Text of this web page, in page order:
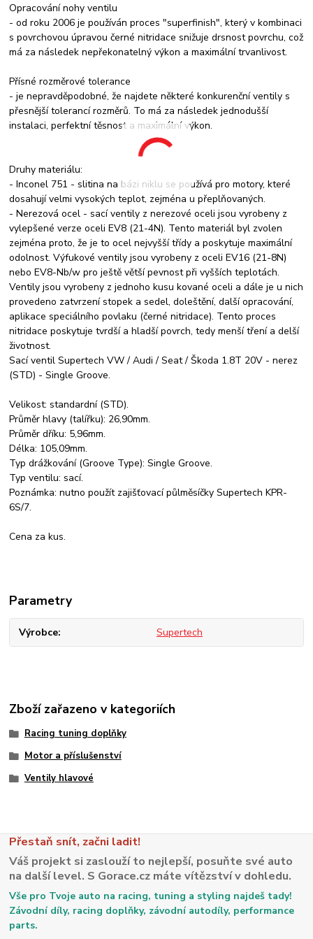
Opracování nohy ventilu
- od roku 2006 je používán proces "superfinish", který v kombinaci
s povrchovou úpravou černé nitridace snižuje drsnost povrchu, což
má za následek nepřekonatelný výkon a maximální trvanlivost.
Přísné rozměrové tolerance
- je nepravděpodobné, že najdete některé konkurenční ventily s
přesnější tolerancí rozměrů. To má za následek jednodušší
instalaci, perfektní těsnost a maximální výkon.
Druhy materiálu:
- Inconel 751 - slitina na bázi niklu se používá pro motory, které
dosahují velmi vysokých teplot, zejména u přeplňovaných.
- Nerezová ocel - sací ventily z nerezové oceli jsou vyrobeny z
vylepšené verze oceli EV8 (21-4N). Tento materiál byl zvolen
zejména proto, že je to ocel nejvyšší třídy a poskytuje maximální
odolnost. Výfukové ventily jsou vyrobeny z oceli EV16 (21-8N)
nebo EV8-Nb/w pro ještě větší pevnost při vyšších teplotách.
Ventily jsou vyrobeny z jednoho kusu kované oceli a dále je u nich
provedeno zatvrzení stopek a sedel, doleštění, další opracování,
aplikace speciálního povlaku (černé nitridace). Tento proces
nitridace poskytuje tvrdší a hladší povrch, tedy menší tření a delší
životnost.
Sací ventil Supertech VW / Audi / Seat / Škoda 1.8T 20V - nerez
(STD) - Single Groove.
Velikost: standardní (STD).
Průměr hlavy (talířku): 26,90mm.
Průměr dříku: 5,96mm.
Délka: 105,09mm.
Typ drážkování (Groove Type): Single Groove.
Typ ventilu: sací.
Poznámka: nutno použít zajišťovací půlměsíčky Supertech KPR-
6S/7.
Cena za kus.
Parametry
Výrobce Supertech
Zboží zařazeno v kategoriích
Racing tuning doplňky
Motor a příslušenství
Ventily hlavové
Přestaň snít, začni ladit!
Váš projekt si zaslouží to nejlepší, posuňte své auto
na další level. S Gorace.cz máte vítězství v dohledu.
Vše pro Tvoje auto na racing, tuning a styling najdeš tady!
Závodní díly, racing doplňky, závodní autodíly, performance
parts.